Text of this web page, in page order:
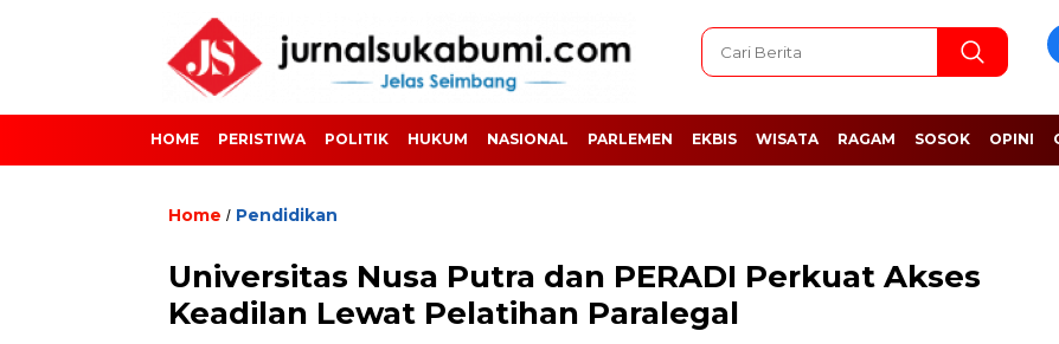
HOME PERISTIWA POLITIK HUKUM NASIONAL PARLEMEN EKBIS WISATA RAGAM SOSOK OPINI
Home / Pendidikan
Universitas Nusa Putra dan PERADI Perkuat Akses
Keadilan Lewat Pelatihan Paralegal